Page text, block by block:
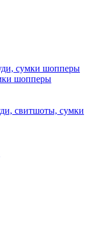
сумки шопперы
шопперы
свитшоты, сумки